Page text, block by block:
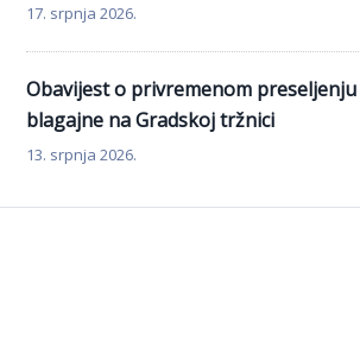
17. srpnja 2026.
Obavijest o privremenom preseljenju
blagajne na Gradskoj tržnici
13. srpnja 2026.